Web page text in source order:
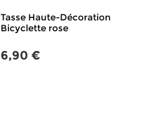
Tasse Haute-Décoration
Bicyclette rose
6,90 €